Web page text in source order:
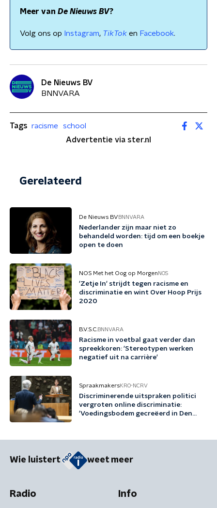
Meer van De Nieuws BV?
Volg ons op Instagram, TikTok en Facebook.
De Nieuws BV
BNNVARA
Tags racisme
school
Advertentie via ster.nl
Gerelateerd
De Nieuws BV BNNVARA
Nederlander zijn maar niet zo
behandeld worden: tijd om een boekje
open te doen
NOS Met het Oog op Morgen NOS
'Zetje In' strijdt tegen racisme en
discriminatie en wint Over Hoop Prijs
2020
B.V.S.C. BNNVARA
Racisme in voetbal gaat verder dan
spreekkoren: 'Stereotypen werken
negatief uit na carrière'
SpraakmakersKRO-NCRV
Discriminerende uitspraken politici
vergroten online discriminatie:
'Voedingsbodem gecreëerd in Den
Wie luistert weet meer
Radio Info